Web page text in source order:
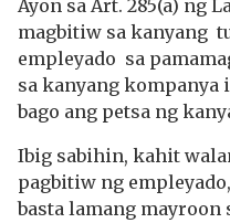
Ayon sa Art. 285(a) ng
magbitiw sa kanyang
empleyado sa
sa kanyang
bago ang petsa ng
Ibig sabihin, kahit
pagbitiw ng
basta lamang mayroon